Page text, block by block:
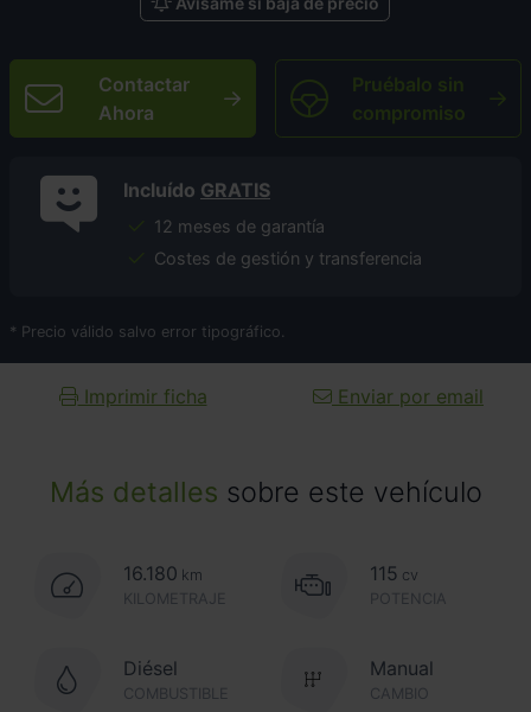
Más detalles sobre este vehículo
16.180 km
KILOMETRAJE
115 cv
POTENCIA
Diésel
COMBUSTIBLE CAMBIO
Manual
Contactar
Ahora
Pruébalo sin
compromiso
Incluído GRATIS
12 meses de garantía
Costes de gestión y transferencia
* Precio válido salvo error tipográfico.
Imprimir ficha Enviar por email